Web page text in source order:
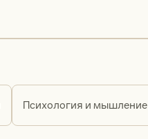
Психология и мышление